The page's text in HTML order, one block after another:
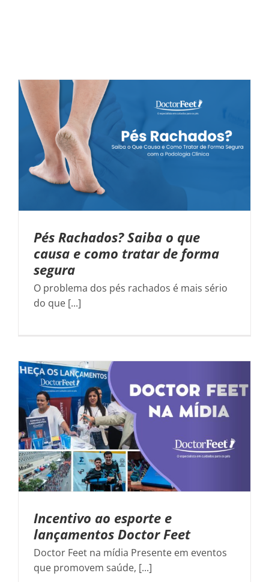
Pés Rachados? Saiba o que
causa e como tratar de forma
segura
O problema dos pés rachados é mais sério
do que [...]
Incentivo ao esporte e
lançamentos Doctor Feet
Doctor Feet na mídia Presente em eventos
que promovem saúde, [...]